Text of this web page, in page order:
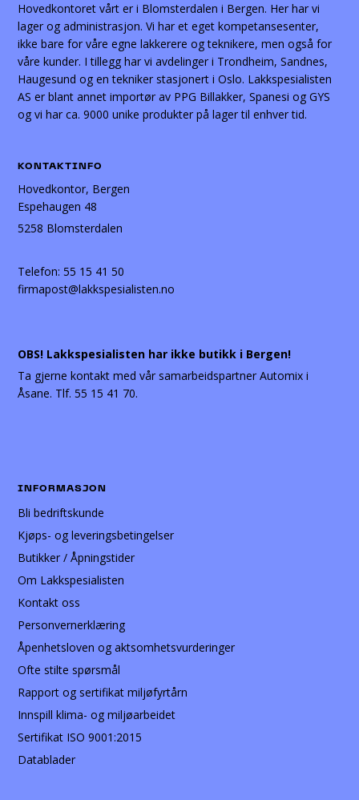
Hovedkontoret vårt er i Blomsterdalen i Bergen. Her har vi
lager og administrasjon. Vi har et eget kompetansesenter,
ikke bare for våre egne lakkerere og teknikere, men også for
våre kunder. I tillegg har vi avdelinger i Trondheim, Sandnes,
Haugesund og en tekniker stasjonert i Oslo. Lakkspesialisten
AS er blant annet importør av PPG Billakker, Spanesi og GYS
og vi har ca. 9000 unike produkter på lager til enhver tid.
KONTAKTINFO
Hovedkontor, Bergen
Espehaugen 48
5258 Blomsterdalen
Telefon:55 15 41 50
firmapost@lakkspesialisten.no
OBS! Lakkspesialisten har ikke butikk i Bergen!
Ta gjerne kontakt med vår samarbeidspartner Automix i
Åsane. Tlf. 55 15 41 70.
INFORMASJON
Bli bedriftskunde
Kjøps- og leveringsbetingelser
Butikker / Åpningstider
Om Lakkspesialisten
Kontakt oss
Personvernerklæring
Åpenhetsloven og aktsomhetsvurderinger
Ofte stilte spørsmål
Rapport og sertifikat miljøfyrtårn
Innspill klima- og miljøarbeidet
Sertifikat ISO 9001:2015
Datablader